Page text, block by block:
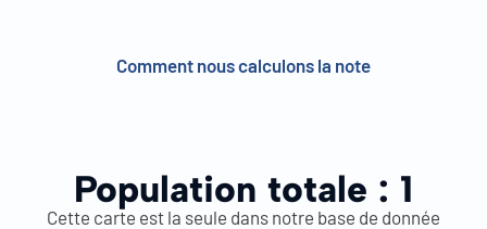
Comment nous calculons la note
Population totale : 1
Cette carte est la seule dans notre base de donnée